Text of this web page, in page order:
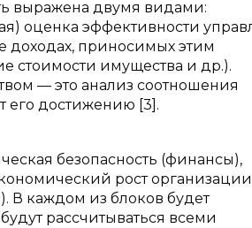
выражена двумя видами:
оценка эффективности
доходах, приносимых этим
стоимости имущества и др.).
— это анализ соотношения
его достижению [3].
безопасность (финансы),
рост
В каждом из блоков будет
рассчитываться всеми